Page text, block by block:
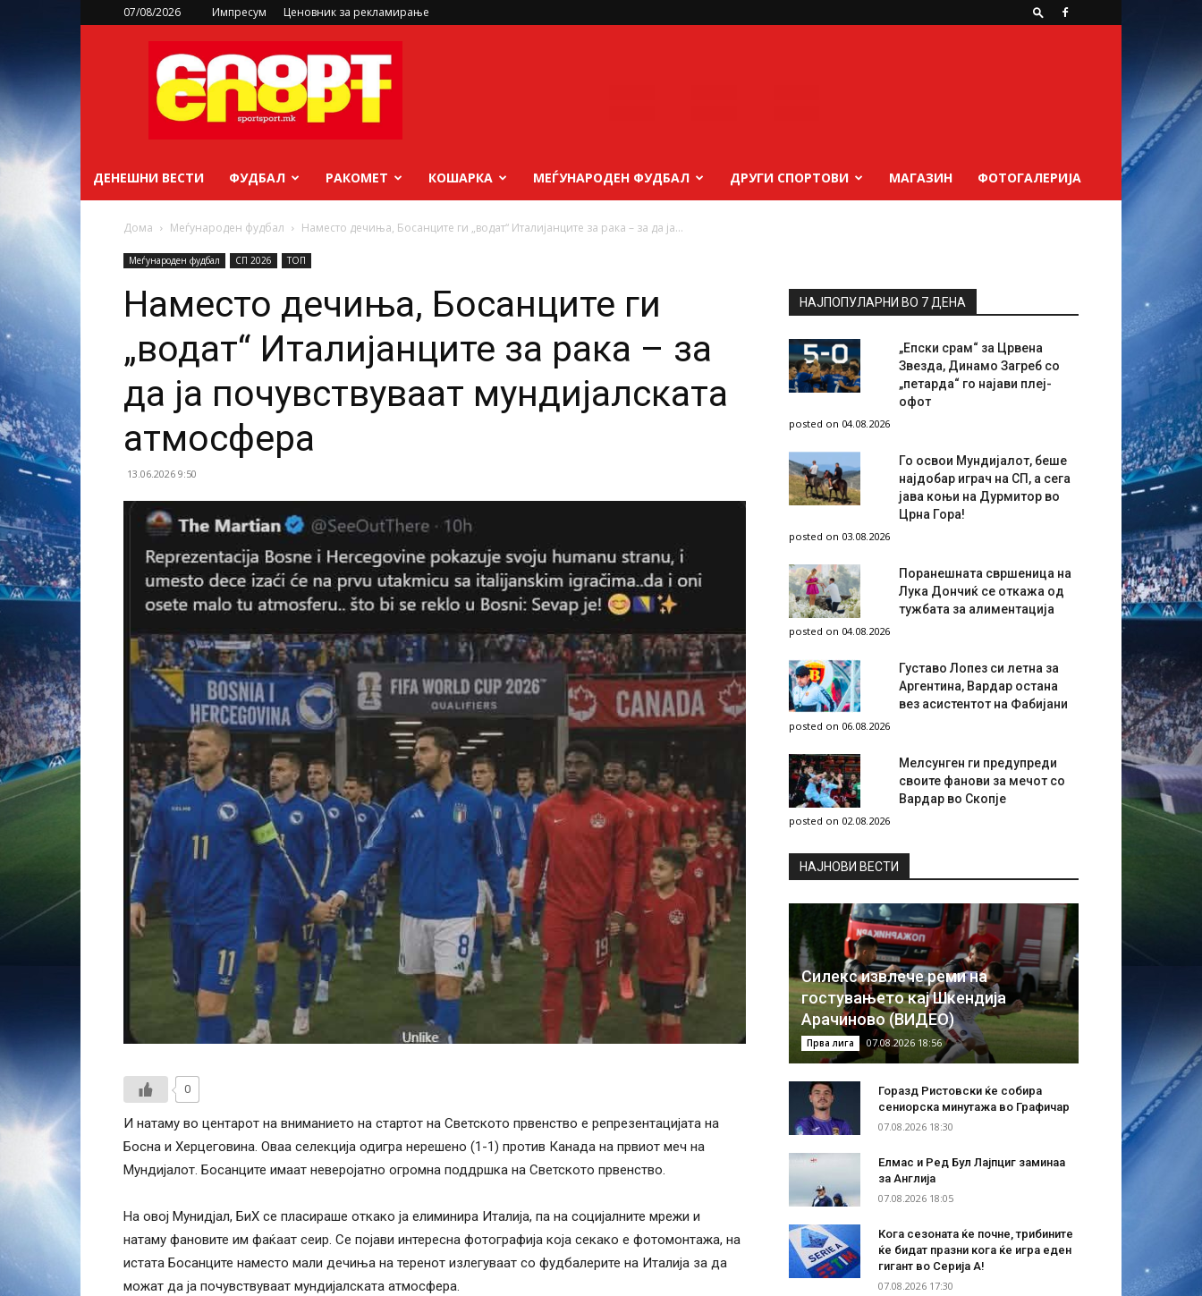
07/08/2026 Импресум Ценовник за рекламирање
sportsport.mk
ДЕНЕШНИ ВЕСТИ ФУДБАЛ РАКОМЕТ КОШАРКА МЕЃУНАРОДЕН ФУДБАЛ ДРУГИ СПОРТОВИ МАГАЗИН ФОТОГАЛЕРИЈА
Дома Меѓународен фудбал Наместо дечиња, Босанците ги „водат“ Италијанците за рака – за да ја...
Меѓународен фудбал СП 2026 ТОП
Наместо дечиња, Босанците ги
„водат“ Италијанците за рака – за
да ја почувствуваат мундијалската
атмосфера
13.06.2026 9:50
0
И натаму во центарот на вниманието на стартот на Светското првенство е репрезентацијата на
Босна и Херцеговина. Оваа селекција одигра нерешено (1-1) против Канада на првиот меч на
Мундијалот. Босанците имаат неверојатно огромна поддршка на Светското првенство.
На овој Мунидјал, БиХ се пласираше откако ја елиминира Италија, па на социјалните мрежи и
натаму фановите им фаќаат сеир. Се појави интересна фотографија која секако е фотомонтажа, на
истата Босанците наместо мали дечиња на теренот излегуваат со фудбалерите на Италија за да
можат да ја почувствуваат мундијалската атмосфера.
НАЈПОПУЛАРНИ ВО 7 ДЕНА
„Епски срам“ за Црвена
Звезда, Динамо Загреб со
„петарда“ го најави плеј-
офот
posted on 04.08.2026
Го освои Мундијалот, беше
најдобар играч на СП, а сега
јава коњи на Дурмитор во
Црна Гора!
posted on 03.08.2026
Поранешната свршеница на
Лука Дончиќ се откажа од
тужбата за алиментација
posted on 04.08.2026
Густаво Лопез си летна за
Аргентина, Вардар остана
вез асистентот на Фабијани
posted on 06.08.2026
Мелсунген ги предупреди
своите фанови за мечот со
Вардар во Скопје
posted on 02.08.2026
НAЈНОВИ ВЕСТИ
Силекс извлече реми на
гостувањето кај Шкендија
Арачиново (ВИДЕО)
Прва лига 07.08.2026 18:56
Горазд Ристовски ќе собира
сениорска минутажа во Графичар
07.08.2026 18:30
Елмас и Ред Бул Лајпциг заминаа
за Англија
07.08.2026 18:05
Кога сезоната ќе почне, трибините
ќе бидат празни кога ќе игра еден
гигант во Серија А!
07.08.2026 17:30